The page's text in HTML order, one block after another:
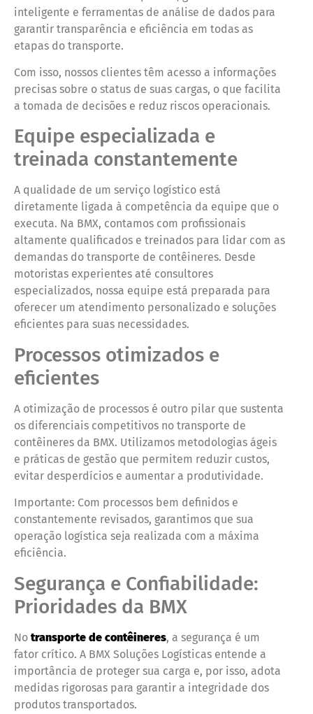
inteligente e ferramentas de análise de dados para
garantir transparência e eficiência em todas as
etapas do transporte.
Com isso, nossos clientes têm acesso a informações
precisas sobre o status de suas cargas, o que facilita
a tomada de decisões e reduz riscos operacionais.
Equipe especializada e
treinada constantemente
A qualidade de um serviço logístico está
diretamente ligada à competência da equipe que o
executa. Na BMX, contamos com profissionais
altamente qualificados e treinados para lidar com as
demandas do transporte de contêineres. Desde
motoristas experientes até consultores
especializados, nossa equipe está preparada para
oferecer um atendimento personalizado e soluções
eficientes para suas necessidades.
Processos otimizados e
eficientes
A otimização de processos é outro pilar que sustenta
os diferenciais competitivos no transporte de
contêineres da BMX. Utilizamos metodologias ágeis
e práticas de gestão que permitem reduzir custos,
evitar desperdícios e aumentar a produtividade.
Importante: Com processos bem definidos e
constantemente revisados, garantimos que sua
operação logística seja realizada com a máxima
eficiência.
Segurança e Confiabilidade:
Prioridades da BMX
No transporte de contêineres, a segurança é um
fator crítico. A BMX Soluções Logísticas entende a
importância de proteger sua carga e, por isso, adota
medidas rigorosas para garantir a integridade dos
produtos transportados.